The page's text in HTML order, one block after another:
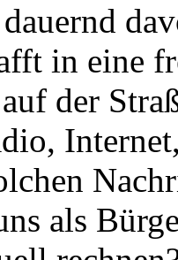
in eine
der
als